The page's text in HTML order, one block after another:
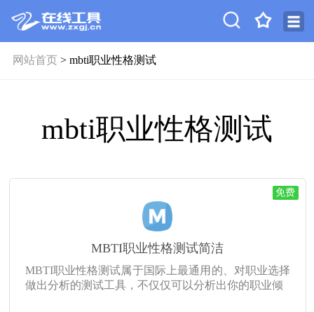
网站首页> mbti职业性格测试
mbti职业性格测试
免费
MBTI职业性格测试简洁
MBTI职业性格测试属于国际上最通用的、对职业选择
做出分析的测试工具，不仅仅可以分析出你的职业倾